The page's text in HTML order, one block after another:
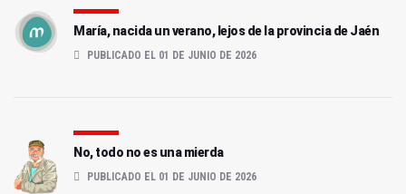
María, nacida un verano, lejos de la provincia de Jaén
PUBLICADO EL 01 DE JUNIO DE 2026
No, todo no es una mierda
PUBLICADO EL 01 DE JUNIO DE 2026